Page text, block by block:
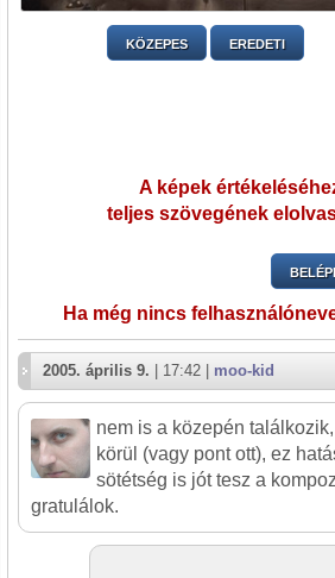
KÖZEPES EREDETI
A képek
teljes szövegének
Ha még nincs
2005. április 9. | 17:42 | moo-kid
nem is a közepén
körül (vagy pont ott), ez
sötétség is jót tesz a
gratulálok.